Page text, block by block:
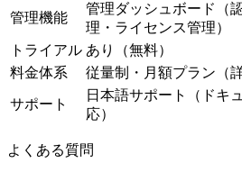
管理機能
管理ダッシュボード（
理・ライセンス管理）
トライアル あり（無料）
料金体系
従量制・月額プラン（
サポート
日本語サポート（ドキ
応）
よくある質問